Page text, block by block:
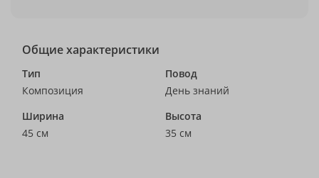
Общие характеристики
Тип
Композиция
Повод
День знаний
Ширина
45 см
Высота
35 см